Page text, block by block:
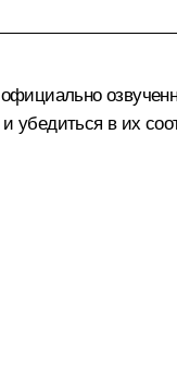
убедиться в их